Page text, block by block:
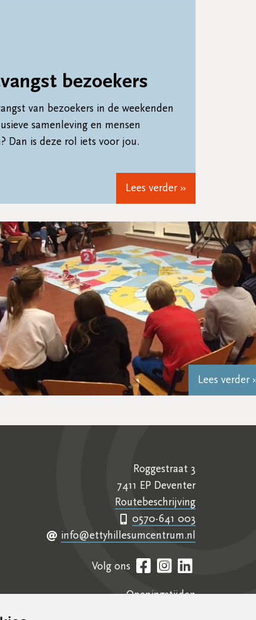
Lees verder »
bezoekers
van bezoekers in de weekenden
samenleving en mensen
Dan is deze rol iets voor jou.
Lees verder
Roggestraat 3
7411 EP Deventer
Routebeschrijving
0570-641 003
info@ettyhillesumcentrum.nl
Volg ons
Openingstijden